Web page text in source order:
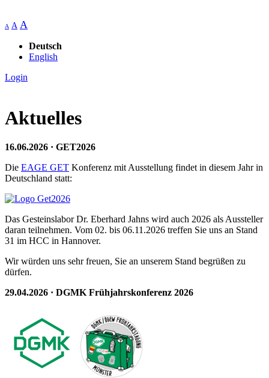
A A A
Deutsch
English
Login
Aktuelles
16.06.2026 · GET2026
Die EAGE GET Konferenz mit Ausstellung findet in diesem Jahr in
Deutschland statt:
Das Gesteinslabor Dr. Eberhard Jahns wird auch 2026 als Aussteller
daran teilnehmen. Vom 02. bis 06.11.2026 treffen Sie uns an Stand
31 im HCC in Hannover.
Wir würden uns sehr freuen, Sie an unserem Stand begrüßen zu
dürfen.
29.04.2026 · DGMK Frühjahrskonferenz 2026